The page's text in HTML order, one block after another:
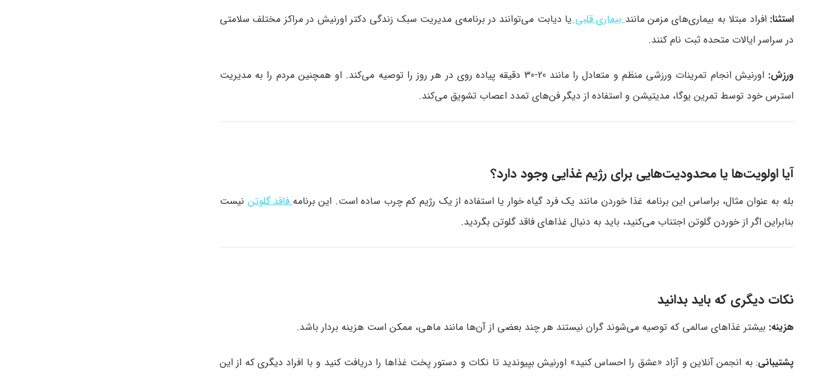
استثنا: افراد مبتلا به بیماری‌های مزمن مانندبیماری قلبییا دیابت می‌توانند در برنامه‌ی مدیریت سبک زندگی دکتر اورنیش در مراکز مختلف سلامتی
در سراسر ایالات‌ متحده ثبت‌ نام کنند.
ورزش:
اورنیش انجام تمرینات ورزشی منظم و متعادل را مانند 20-30 دقیقه پیاده‌ روی در هر روز را توصیه می‌کند. او همچنین مردم را به مدیریت
استرس خود توسط تمرین یوگا، مدیتیشن و استفاده از دیگر فن‌های تمدد اعصاب تشویق می‌کند.
آیا اولویت‌ها یا محدودیت‌هایی برای رژیم غذایی وجود دارد؟
بله به عنوان مثال، براساس این برنامه غذا خوردن مانند یک فرد گیاه‌ خوار یا استفاده از یک رژیم کم‌ چرب ساده است. این برنامهفاقد گلوتن نیست
بنابراین اگر از خوردن گلوتن اجتناب می‌کنید، باید به دنبال غذاهای فاقد گلوتن بگردید.
نکات دیگری که باید بدانید
هزینه: بیشتر غذاهای سالمی که توصیه می‌شوند گران نیستند هر چند بعضی از آن‌ها مانند ماهی، ممکن است هزینه‌ بردار باشد.
پشتیبانی: به انجمن آنلاین و آزاد «عشق را احساس کنید» اورنیش بپیوندید تا نکات و دستور پخت غذاها را دریافت کنید و با افراد دیگری که از این